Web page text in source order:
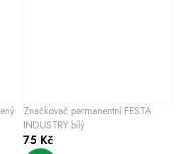
Značkovač permanentní FESTA
INDUSTRY bílý
75 Kč